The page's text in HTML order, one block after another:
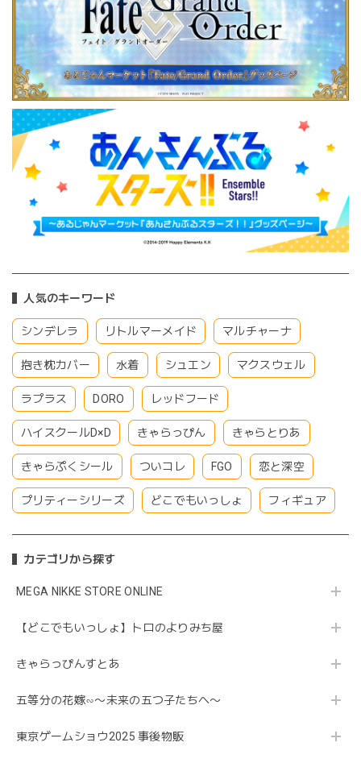
人気のキーワード
シンデレラ リトルマーメイド マルチャーナ
抱き枕カバー 水着 シュエン マクスウェル
ラプラス DORO レッドフード
ハイスクールD×D きゃらっぴん きゃらとりあ
きゃらぷくシール ついコレ FGO 恋と深空
プリティーシリーズ どこでもいっしょ フィギュア
カテゴリから探す
MEGA NIKKE STORE ONLINE
【どこでもいっしょ】トロのよりみち屋
きゃらっぴんすとあ
五等分の花嫁∽〜未来の五つ子たちへ〜
東京ゲームショウ2025 事後物販